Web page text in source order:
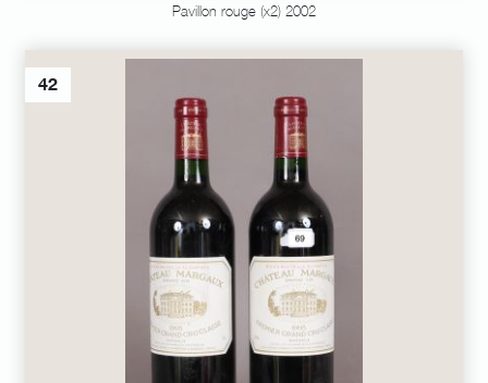
Pavillon rouge (x2) 2002
42